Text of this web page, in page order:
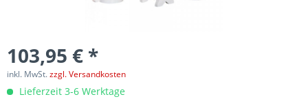
103,95 € *
inkl. MwSt.zzgl. Versandkosten
Lieferzeit 3-6 Werktage